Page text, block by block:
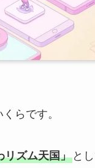
らです。
リズム天国」と